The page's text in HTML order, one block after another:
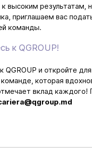
высоким результатам,
приглашаем вас
команды.
к QGROUP!
QGROUP и откройте
которая
вклад каждого!